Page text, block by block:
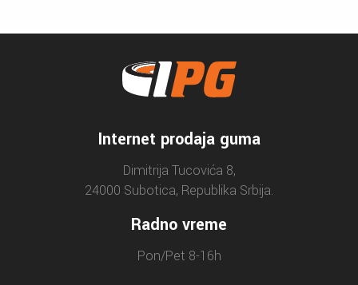
Internet prodaja guma
Dimitrija Tucovića 8,
24000 Subotica, Republika Srbija.
Radno vreme
Pon/Pet 8-16h